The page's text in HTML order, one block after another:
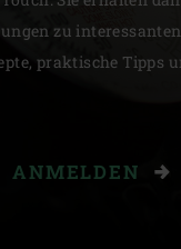
zu
praktische Tipps
ANMELDEN